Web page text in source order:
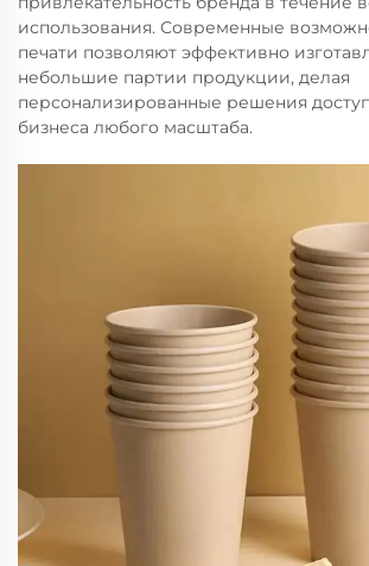
использования. Современные
печати позволяют эффективно
небольшие партии продукции, делая
персонализированные решения
бизнеса любого масштаба.